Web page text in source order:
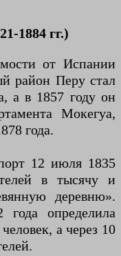
1884 гг.)
от Испании
район Перу стал
а в 1857 году он
Мокегуа,
года.
12 июля 1835
в тысячу и
деревню».
года определила
а через 10